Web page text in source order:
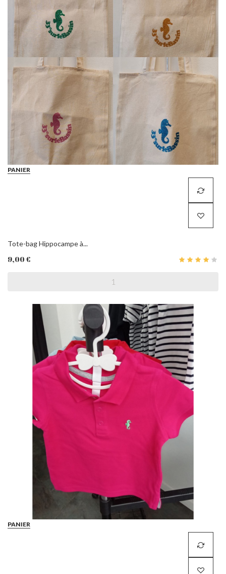
PANIER
Tote-bag Hippocampe à...
9,00 €
PANIER